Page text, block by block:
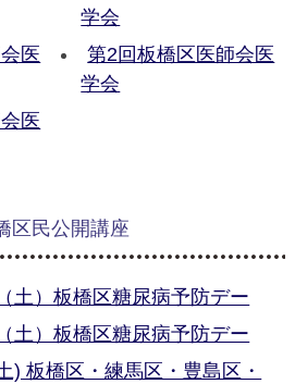
学会
医
第2回板橋区医師会医
学会
医
区民公開講座
土）板橋区糖尿病予防デー
土）板橋区糖尿病予防デー
) 板橋区・練馬区・豊島区・